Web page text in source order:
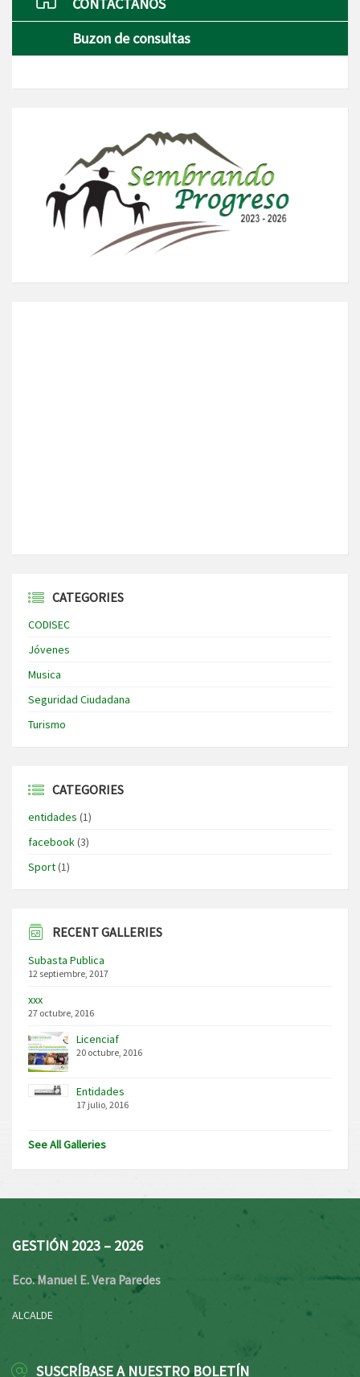
Buzon de consultas
CATEGORIES
CODISEC
Jóvenes
Musica
Seguridad Ciudadana
Turismo
CATEGORIES
entidades (1)
facebook(3)
Sport(1)
RECENT GALLERIES
Subasta Publica
12 septiembre, 2017
xxx
27 octubre, 2016
Licenciaf
20 octubre, 2016
Entidades
17 julio, 2016
See All Galleries
GESTIÓN 2023 – 2026
Eco. Manuel E. Vera Paredes
ALCALDE
SUSCRÍBASE A NUESTRO BOLETÍN